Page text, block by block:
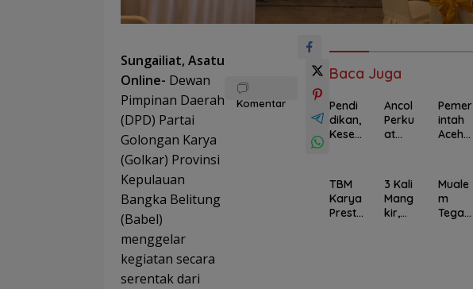
Sungailiat, Asatu
Online- Dewan
Pimpinan Daerah
(DPD) Partai
Golongan Karya
(Golkar) Provinsi
Kepulauan
Bangka Belitung
(Babel)
menggelar
kegiatan secara
serentak dari
Komentar
Baca Juga
Pendi
dikan,
Keseh
a
UMKM,
Progr
am PT
Ancol
Perku
at
Wisat
a
Bahari
,
Pemer
intah
Aceh
Dana
Benca
na
2025
TBM
Karya
Presta
3 Kali
Mang
kir,
Muale
m
Tegas